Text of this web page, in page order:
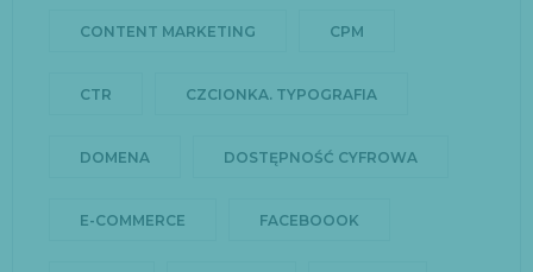
CONTENT MARKETING CPM
CTR CZCIONKA. TYPOGRAFIA
DOMENA DOSTĘPNOŚĆ CYFROWA
E-COMMERCE FACEBOOOK